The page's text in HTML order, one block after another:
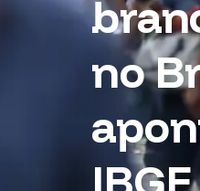
no